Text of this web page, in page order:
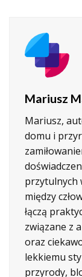
Mariusz
Mariusz,
domu i
przytulnych
między
łączą
związane z
oraz
lekkiemu
przyrody,